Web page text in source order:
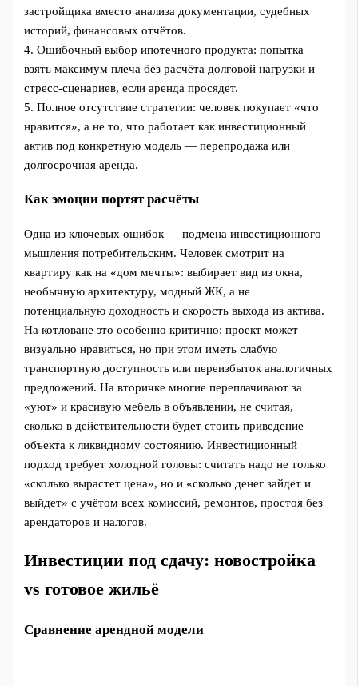
застройщика вместо анализа документации, судебных
историй, финансовых отчётов.
4. Ошибочный выбор ипотечного продукта: попытка
взять максимум плеча без расчёта долговой нагрузки и
стресс-сценариев, если аренда просядет.
5. Полное отсутствие стратегии: человек покупает «что
нравится», а не то, что работает как инвестиционный
актив под конкретную модель — перепродажа или
долгосрочная аренда.
Как эмоции портят расчёты
Одна из ключевых ошибок — подмена инвестиционного
мышления потребительским. Человек смотрит на
квартиру как на «дом мечты»: выбирает вид из окна,
необычную архитектуру, модный ЖК, а не
потенциальную доходность и скорость выхода из актива.
На котловане это особенно критично: проект может
визуально нравиться, но при этом иметь слабую
транспортную доступность или переизбыток аналогичных
предложений. На вторичке многие переплачивают за
«уют» и красивую мебель в объявлении, не считая,
сколько в действительности будет стоить приведение
объекта к ликвидному состоянию. Инвестиционный
подход требует холодной головы: считать надо не только
«сколько вырастет цена», но и «сколько денег зайдет и
выйдет» с учётом всех комиссий, ремонтов, простоя без
арендаторов и налогов.
Инвестиции под сдачу: новостройка
vs готовое жильё
Сравнение арендной модели